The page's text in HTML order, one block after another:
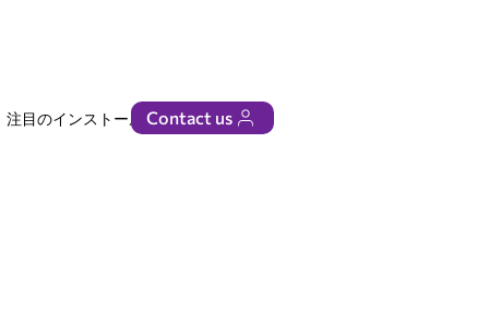
注目のインストール
ビジネス
Contact us